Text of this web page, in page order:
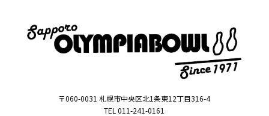
〒060-0031 札幌市中央区北1条東12丁目316-4
TEL 011-241-0161